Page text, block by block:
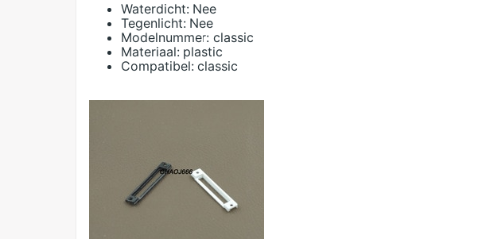
Waterdicht: Nee
Tegenlicht: Nee
Modelnummer: classic
Materiaal: plastic
Compatibel: classic